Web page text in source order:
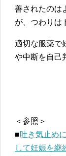
善されたのは
が、つわりは
適切な服薬で
や中断を自己
＜参照＞
■吐き気止め
して妊娠を継